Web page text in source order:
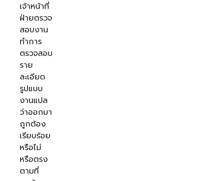
เจ้าหน้าที่
ฝ่ายตรวจ
สอบงาน
ทำการ
ตรวจสอบ
ราย
ละเอียด
รูปแบบ
งานแปล
ว่าออกมา
ถูกต้อง
เรียบร้อย
หรือไม่
หรือตรง
ตามที่